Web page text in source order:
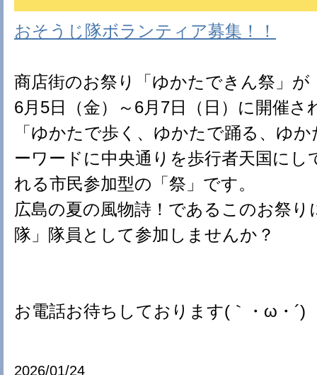
おそうじ隊ボランティア募集！！
商店街のお祭り「ゆかたできん祭」が
6月5日（金）～6月7日（日）に開催さ
「ゆかたで歩く、ゆかたで踊る、ゆ
ーワードに中央通りを歩行者天国にし
れる市民参加型の「祭」です。
広島の夏の風物詩！であるこのお祭り
隊」隊員として参加しませんか？
お電話お待ちしております(｀・ω・´)
2026/01/24